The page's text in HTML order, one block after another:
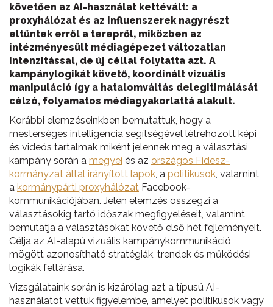
követően az AI-használat kettévált: a
proxyhálózat és az influenszerek nagyrészt
eltűntek erről a terepről, miközben az
intézményesült médiagépezet változatlan
intenzitással, de új céllal folytatta azt. A
kampánylogikát követő, koordinált vizuális
manipuláció így a hatalomváltás delegitimálását
célzó, folyamatos médiagyakorlattá alakult.
Korábbi elemzéseinkben bemutattuk, hogy a
mesterséges intelligencia segítségével létrehozott képi
és videós tartalmak miként jelennek meg a választási
kampány során a megyei és az országos Fidesz-
kormányzat által irányított lapok, a politikusok, valamint
a kormánypárti proxyhálózat Facebook-
kommunikációjában. Jelen elemzés összegzi a
választásokig tartó időszak megfigyeléseit, valamint
bemutatja a választásokat követő első hét fejleményeit.
Célja az AI-alapú vizuális kampánykommunikáció
mögött azonosítható stratégiák, trendek és működési
logikák feltárása.
Vizsgálataink során is kizárólag azt a típusú AI-
használatot vettük figyelembe, amelyet politikusok vagy